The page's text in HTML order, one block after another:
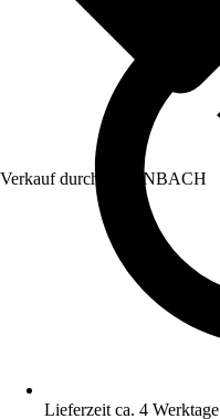
Verkauf durch: HORNBACH
Lieferzeit ca. 4 Werktage